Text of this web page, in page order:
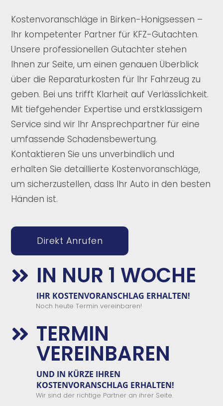
Kostenvoranschläge in Birken-Honigsessen –
Ihr kompetenter Partner für KFZ-Gutachten.
Unsere professionellen Gutachter stehen
Ihnen zur Seite, um einen genauen Überblick
über die Reparaturkosten für Ihr Fahrzeug zu
geben. Bei uns trifft Klarheit auf Verlässlichkeit.
Mit tiefgehender Expertise und erstklassigem
Service sind wir Ihr Ansprechpartner für eine
umfassende Schadensbewertung.
Kontaktieren Sie uns unverbindlich und
erhalten Sie detaillierte Kostenvoranschläge,
um sicherzustellen, dass Ihr Auto in den besten
Händen ist.
Direkt Anrufen
 IN NUR 1 WOCHE
IHR KOSTENVORANSCHLAG ERHALTEN!
Noch heute Termin vereinbaren!
 TERMIN
VEREINBAREN
UND IN KÜRZE IHREN
KOSTENVORANSCHLAG ERHALTEN!
Wir sind der richtige Partner an ihrer Seite.